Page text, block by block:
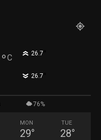
°C 26.7
26.7
76%
MON
29°
TUE
28°